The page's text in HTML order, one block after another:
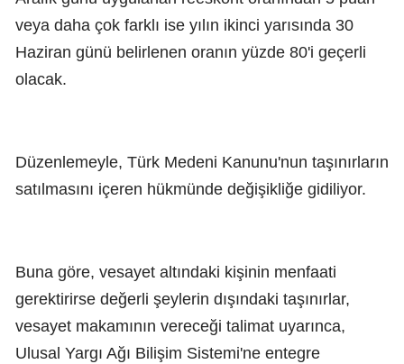
veya daha çok farklı ise yılın ikinci yarısında 30
Haziran günü belirlenen oranın yüzde 80'i geçerli
olacak.
Düzenlemeyle, Türk Medeni Kanunu'nun taşınırların
satılmasını içeren hükmünde değişikliğe gidiliyor.
Buna göre, vesayet altındaki kişinin menfaati
gerektirirse değerli şeylerin dışındaki taşınırlar,
vesayet makamının vereceği talimat uyarınca,
Ulusal Yargı Ağı Bilişim Sistemi'ne entegre